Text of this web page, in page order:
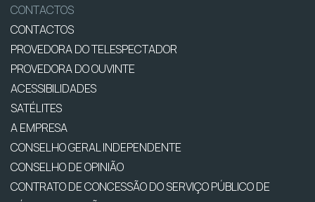
CONTACTOS
CONTACTOS
PROVEDORA DO TELESPECTADOR
PROVEDORA DO OUVINTE
ACESSIBILIDADES
SATÉLITES
A EMPRESA
CONSELHO GERAL INDEPENDENTE
CONSELHO DE OPINIÃO
CONTRATO DE CONCESSÃO DO SERVIÇO PÚBLICO DE